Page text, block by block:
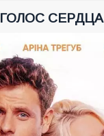
ГОЛОС СЕРДЦА